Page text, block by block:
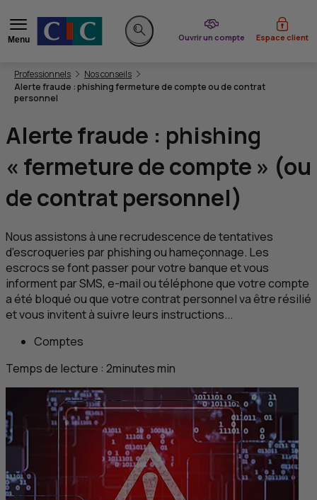
Menu
Rechercher sur le site
Ouvrir un compte
du CIC Espace client
Vous êtes ici:
Professionnels
Nos conseils
Alerte fraude : phishing fermeture de compte ou de contrat
personnel
Alerte fraude : phishing
« fermeture de compte » (ou
de contrat personnel)
Nous assistons à une recrudescence de tentatives
d’escroqueries parphishingou hameçonnage. Les
escrocs se font passer pour votre banque et vous
informent parSMS, e-mail ou téléphone que votre compte
a été bloqué ou que votre contrat personnel va être résilié
et vous invitent à suivre leurs instructions...
Comptes
Temps de lecture : 2minutesmin